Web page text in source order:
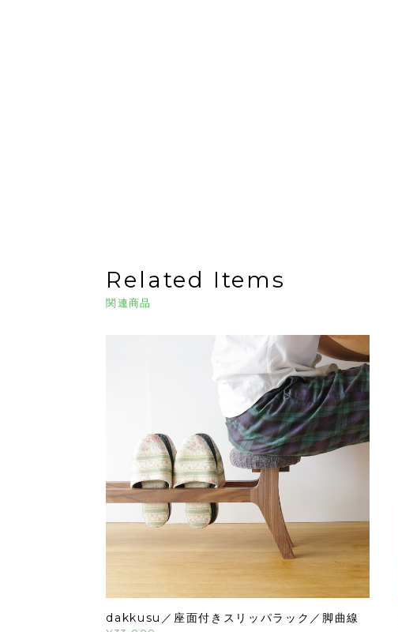
Related Items
関連商品
dakkusu／座面付きスリッパラック／脚曲線